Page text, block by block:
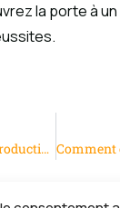
la porte à
Maximisez votre productivité avec la méthode Pomodoro